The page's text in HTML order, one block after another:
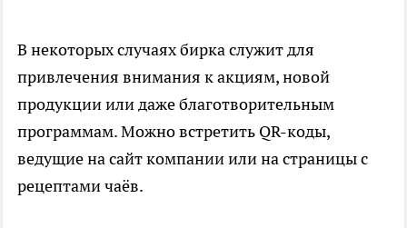
В некоторых случаях бирка служит для
привлечения внимания к акциям, новой
продукции или даже благотворительным
программам. Можно встретить QR-коды,
ведущие на сайт компании или на страницы с
рецептами чаёв.